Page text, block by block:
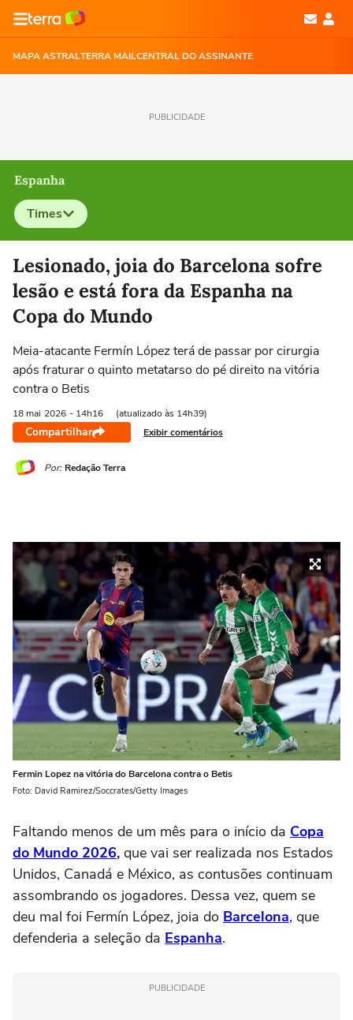
MAPA ASTRALTERRA MAILCENTRAL DO ASSINANTE
PUBLICIDADE
Espanha
Times
Selecione o time para ver as notícias
Lesionado, joia do Barcelona sofre
lesão e está fora da Espanha na
Copa do Mundo
Meia-atacante Fermín López terá de passar por cirurgia
após fraturar o quinto metatarso do pé direito na vitória
contra o Betis
18 mai 2026 - 14h16 (atualizado às 14h39)
Compartilhar Exibir comentários
Por: Redação Terra
Fermin Lopez na vitória do Barcelona contra o Betis
Foto: David Ramirez/Soccrates/Getty Images
Faltando menos de um mês para o início da Copa
do Mundo 2026, que vai ser realizada nos Estados
Unidos, Canadá e México, as contusões continuam
assombrando os jogadores. Dessa vez, quem se
deu mal foi Fermín López, joia do Barcelona, que
defenderia a seleção da Espanha.
PUBLICIDADE